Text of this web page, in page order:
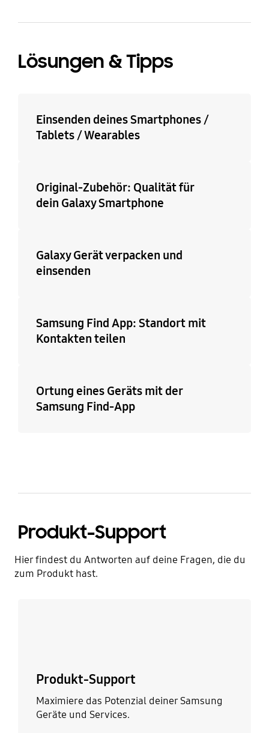
Lösungen & Tipps
Einsenden deines Smartphones /
Tablets / Wearables
Original-Zubehör: Qualität für
dein Galaxy Smartphone
Galaxy Gerät verpacken und
einsenden
Samsung Find App: Standort mit
Kontakten teilen
Ortung eines Geräts mit der
Samsung Find-App
Produkt-Support
Hier findest du Antworten auf deine Fragen, die du
zum Produkt hast.
Produkt-Support
Maximiere das Potenzial deiner Samsung
Geräte und Services.